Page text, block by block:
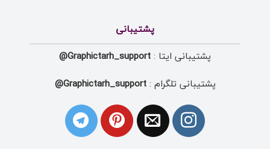
پشتیبانی
پشتیبانی ایتا : Graphictarh_support@
پشتیبانی تلگرام :Graphictarh_support@